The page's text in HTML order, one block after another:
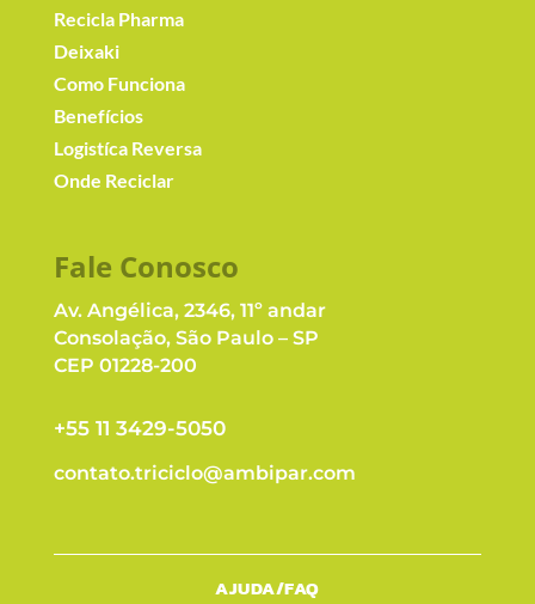
Recicla Pharma
Deixaki
Como Funciona
Benefícios
Logistíca Reversa
Onde Reciclar
Fale Conosco
Av. Angélica, 2346, 11º andar
Consolação, São Paulo – SP
CEP 01228-200
+55 11 3429-5050
contato.triciclo@ambipar.com
AJUDA/FAQ